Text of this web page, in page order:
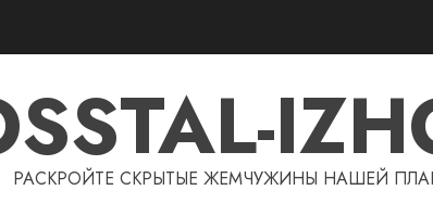
РАСКРОЙТЕ СКРЫТЫЕ ЖЕМЧУЖИНЫ НАШЕЙ